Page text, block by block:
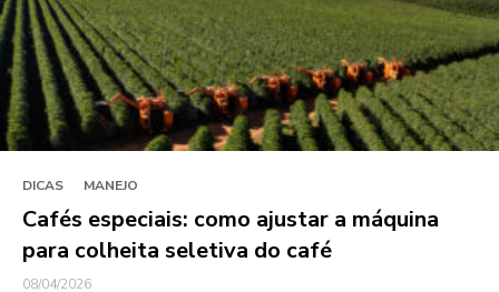
DICAS MANEJO
Cafés especiais: como ajustar a máquina
para colheita seletiva do café
08/04/2026